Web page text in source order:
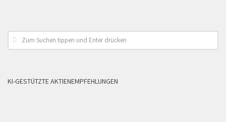
KI-GESTÜTZTE AKTIENEMPFEHLUNGEN